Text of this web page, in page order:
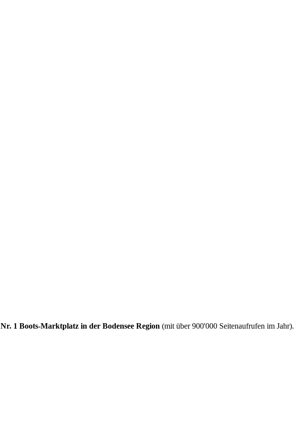
Nr. 1 Boots-Marktplatz in der Bodensee Region (mit über 900'000 Seitenaufrufen im Jahr).